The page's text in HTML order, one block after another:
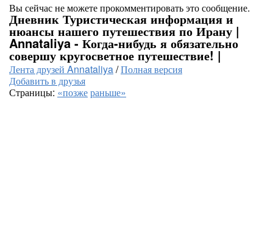
Вы сейчас не можете прокомментировать это сообщение.
Дневник Туристическая информация и
нюансы нашего путешествия по Ирану |
Annataliya - Когда-нибудь я обязательно
совершу кругосветное путешествие! |
Лента друзей Annataliya/Полная версия
Добавить в друзья
Страницы: «позжераньше»